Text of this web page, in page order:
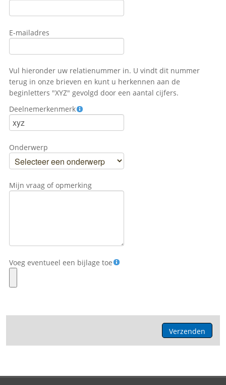
E-mailadres
Vul hieronder uw relatienummer in. U vindt dit nummer
terug in onze brieven en kunt u herkennen aan de
beginletters "XYZ" gevolgd door een aantal cijfers.
Deelnemerkenmerk
Onderwerp
Mijn vraag of opmerking
Voeg eventueel een bijlage toe
Verzenden